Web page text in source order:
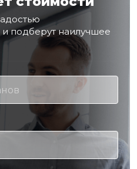
подберут наилучшее